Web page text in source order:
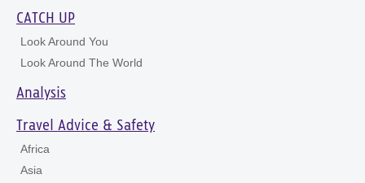
CATCH UP
Look Around You
Look Around The World
Analysis
Travel Advice & Safety
Africa
Asia